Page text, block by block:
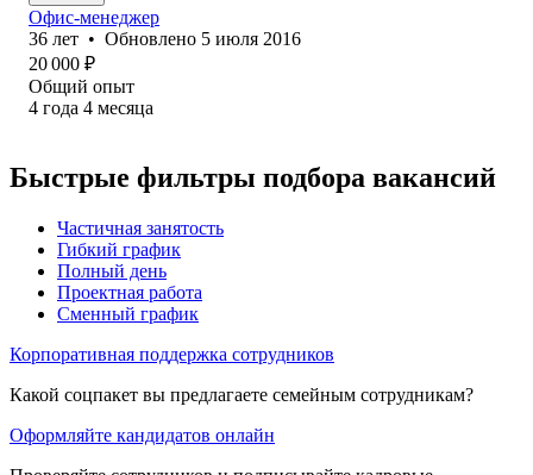
Офис-менеджер
36 лет • Обновлено 5 июля 2016
20 000 ₽
Общий опыт
4 года 4 месяца
Быстрые фильтры подбора вакансий
Частичная занятость
Гибкий график
Полный день
Проектная работа
Сменный график
Корпоративная поддержка сотрудников
Какой соцпакет вы предлагаете семейным сотрудникам?
Оформляйте кандидатов онлайн